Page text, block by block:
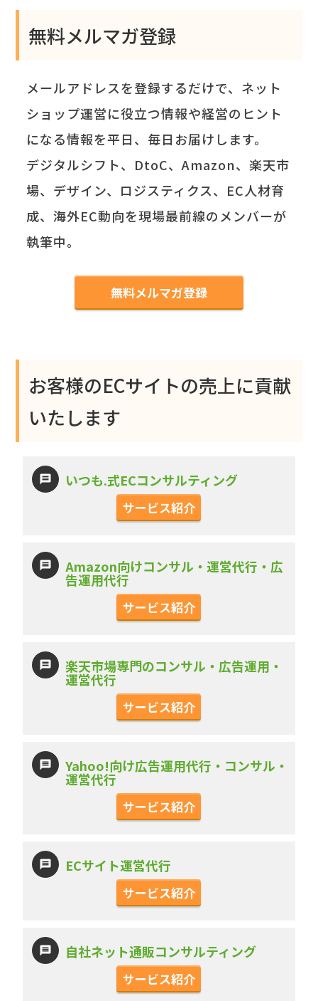
無料メルマガ登録
メールアドレスを登録するだけで、ネット
ショップ運営に役立つ情報や経営のヒント
になる情報を平日、毎日お届けします。
デジタルシフト、DtoC、Amazon、楽天市
場、デザイン、ロジスティクス、EC人材育
成、海外EC動向を現場最前線のメンバーが
執筆中。
無料メルマガ登録
お客様のECサイトの売上に貢献
いたします
いつも.式ECコンサルティング
サービス紹介
Amazon向けコンサル・運営代行・広
告運用代行
サービス紹介
楽天市場専門のコンサル・広告運用・
運営代行
サービス紹介
Yahoo!向け広告運用代行・コンサル・
運営代行
サービス紹介
ECサイト運営代行
サービス紹介
自社ネット通販コンサルティング
サービス紹介